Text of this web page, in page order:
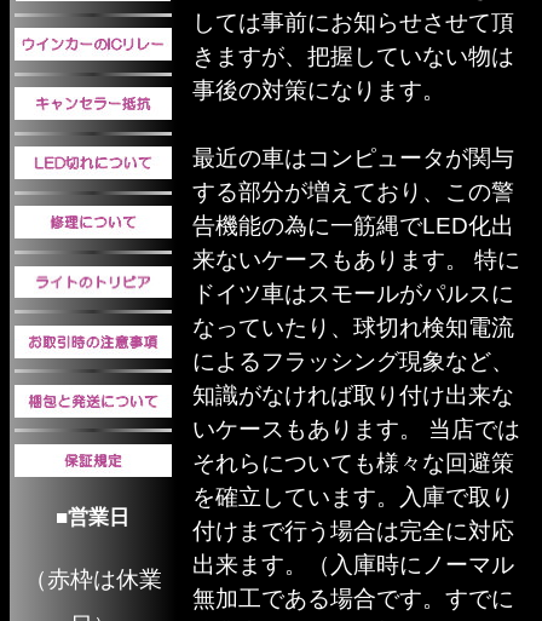
■営業日
（赤枠は休業
しては事前にお知らせさせて頂
きますが、把握していない物は
事後の対策になります。
最近の車はコンピュータが関与
する部分が増えており、この警
告機能の為に一筋縄でLED化出
来ないケースもあります。 特に
ドイツ車はスモールがパルスに
なっていたり、球切れ検知電流
によるフラッシング現象など、
知識がなければ取り付け出来な
いケースもあります。 当店では
それらについても様々な回避策
を確立しています。入庫で取り
付けまで行う場合は完全に対応
出来ます。（入庫時にノーマル
無加工である場合です。すでに